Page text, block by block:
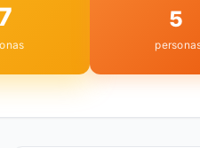
5